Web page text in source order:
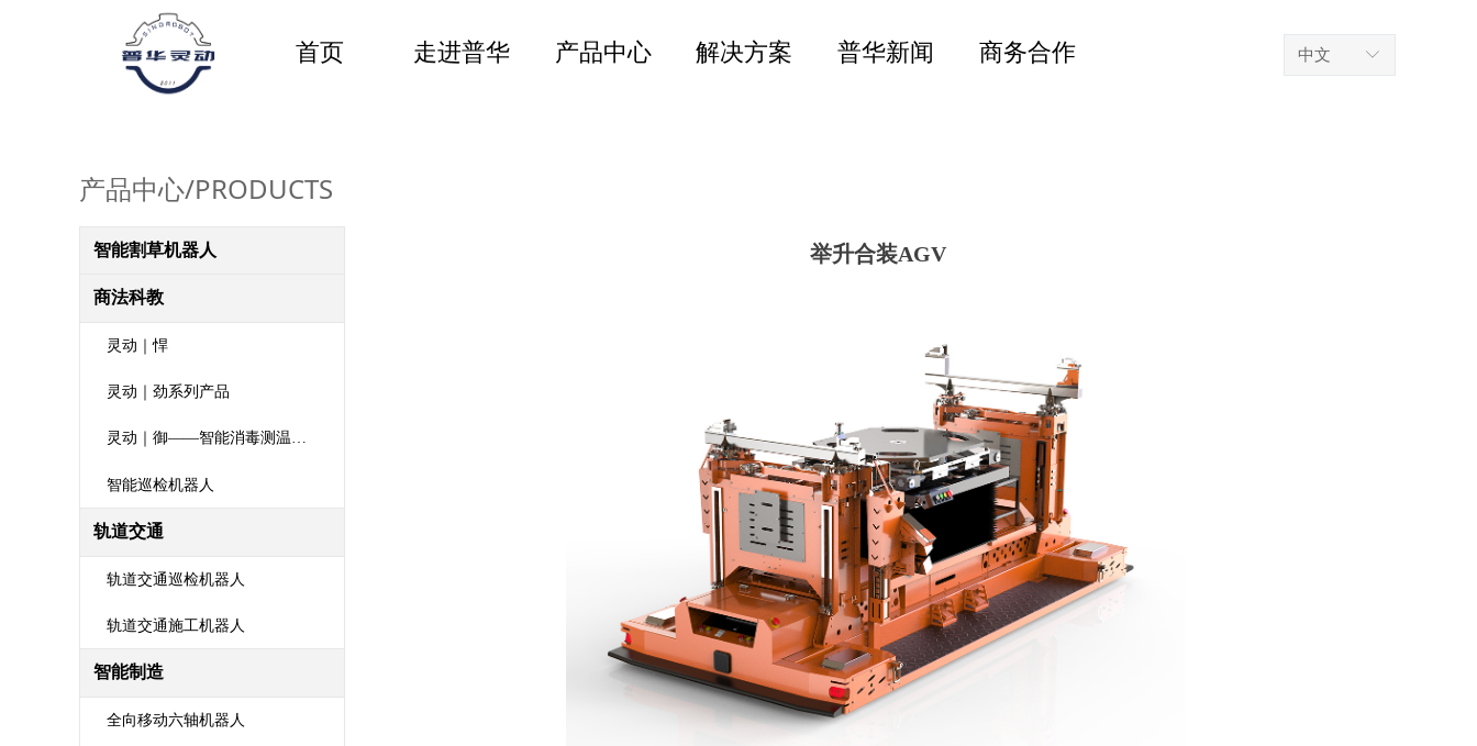
首页 走进普华 产品中心 解决方案 普华新闻 商务合作 ꀅ
中文
举升合装AGV
产品中心/PRODUCTS
智能割草机器人
商法科教
灵动｜悍
灵动｜劲系列产品
灵动｜御——智能消毒测温机器人
智能巡检机器人
轨道交通
轨道交通巡检机器人
轨道交通施工机器人
智能制造
全向移动六轴机器人